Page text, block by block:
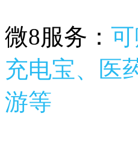
微8服务：
充电宝、医
游等